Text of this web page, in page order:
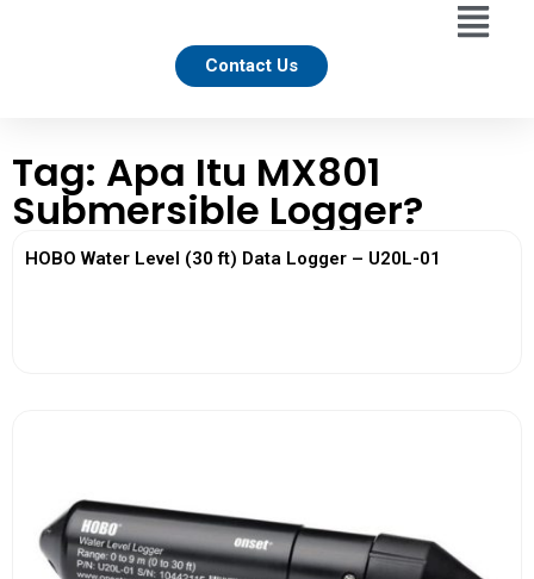
Contact Us
Tag: Apa Itu MX801
Submersible Logger?
HOBO Water Level (30 ft) Data Logger – U20L-01